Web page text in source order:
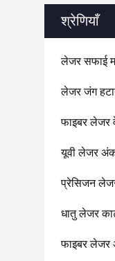
श्रेणियाँ
लेजर सफाई
लेजर जंग
फाइबर लेजर
यूवी लेजर
प्रेसिजन
धातु लेजर
फाइबर लेजर